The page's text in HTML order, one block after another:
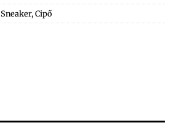
Sneaker,Cipő